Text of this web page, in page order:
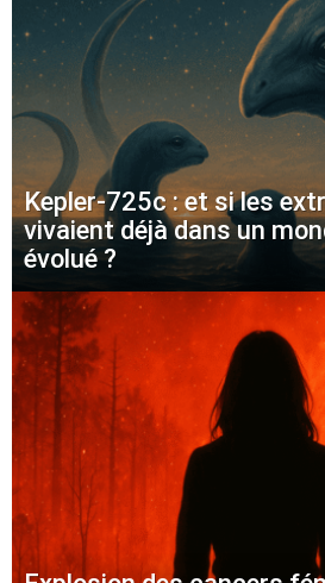
Kepler-725c : et si les
vivaient déjà dans un
évolué ?